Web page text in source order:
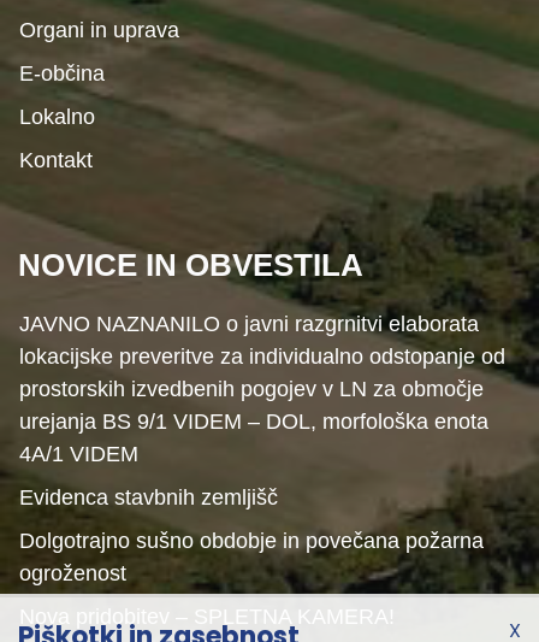
Organi in uprava
E-občina
Lokalno
Kontakt
NOVICE IN OBVESTILA
JAVNO NAZNANILO o javni razgrnitvi elaborata
lokacijske preveritve za individualno odstopanje od
prostorskih izvedbenih pogojev v LN za območje
urejanja BS 9/1 VIDEM – DOL, morfološka enota
4A/1 VIDEM
Evidenca stavbnih zemljišč
Dolgotrajno sušno obdobje in povečana požarna
ogroženost
Nova pridobitev – SPLETNA KAMERA!
X